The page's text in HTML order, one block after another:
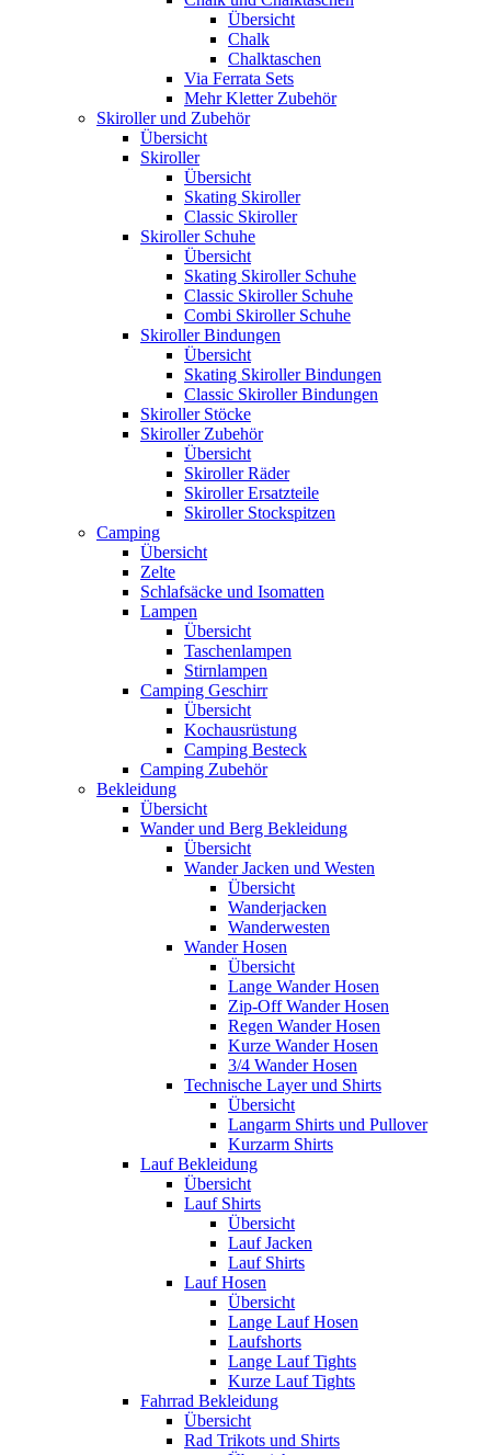
Übersicht
Chalk
Chalktaschen
Via Ferrata Sets
Mehr Kletter Zubehör
Skiroller und Zubehör
Übersicht
Skiroller
Übersicht
Skating Skiroller
Classic Skiroller
Skiroller Schuhe
Übersicht
Skating Skiroller Schuhe
Classic Skiroller Schuhe
Combi Skiroller Schuhe
Skiroller Bindungen
Übersicht
Skating Skiroller Bindungen
Classic Skiroller Bindungen
Skiroller Stöcke
Skiroller Zubehör
Übersicht
Skiroller Räder
Skiroller Ersatzteile
Skiroller Stockspitzen
Camping
Übersicht
Zelte
Schlafsäcke und Isomatten
Lampen
Übersicht
Taschenlampen
Stirnlampen
Camping Geschirr
Übersicht
Kochausrüstung
Camping Besteck
Camping Zubehör
Bekleidung
Übersicht
Wander und Berg Bekleidung
Übersicht
Wander Jacken und Westen
Übersicht
Wanderjacken
Wanderwesten
Wander Hosen
Übersicht
Lange Wander Hosen
Zip-Off Wander Hosen
Regen Wander Hosen
Kurze Wander Hosen
3/4 Wander Hosen
Technische Layer und Shirts
Übersicht
Langarm Shirts und Pullover
Kurzarm Shirts
Lauf Bekleidung
Übersicht
Lauf Shirts
Übersicht
Lauf Jacken
Lauf Shirts
Lauf Hosen
Übersicht
Lange Lauf Hosen
Laufshorts
Lange Lauf Tights
Kurze Lauf Tights
Fahrrad Bekleidung
Übersicht
Rad Trikots und Shirts